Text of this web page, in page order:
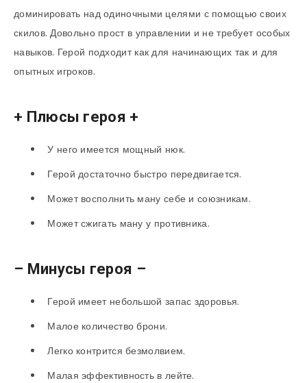
доминировать над одиночными целями с помощью своих
скилов. Довольно прост в управлении и не требует особых
навыков. Герой подходит как для начинающих так и для
опытных игроков.
+ Плюсы героя +
У него имеется мощный нюк.
Герой достаточно быстро передвигается.
Может восполнить ману себе и союзникам.
Может сжигать ману у противника.
– Минусы героя –
Герой имеет небольшой запас здоровья.
Малое количество брони.
Легко контрится безмолвием.
Малая эффективность в лейте.